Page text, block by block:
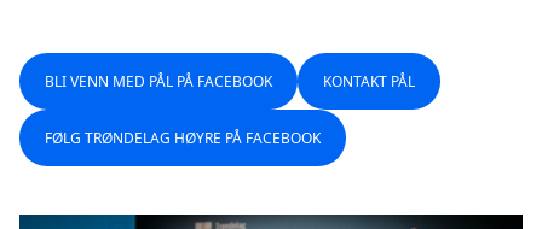
BLI VENN MED PÅL PÅ FACEBOOK KONTAKT PÅL
FØLG TRØNDELAG HØYRE PÅ FACEBOOK